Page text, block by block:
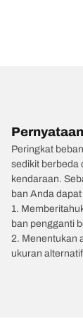
Peringkat
sedikit berbeda
kendaraan.
ban Anda
1.
ban pengganti
2. Menentukan
ukuran